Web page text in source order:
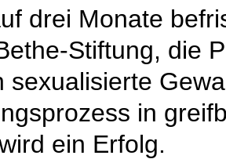
drei Monate
Stiftung, die
sexualisierte
in
ein Erfolg.